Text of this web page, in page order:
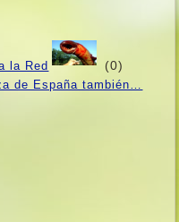
la Red (0)
de España también…